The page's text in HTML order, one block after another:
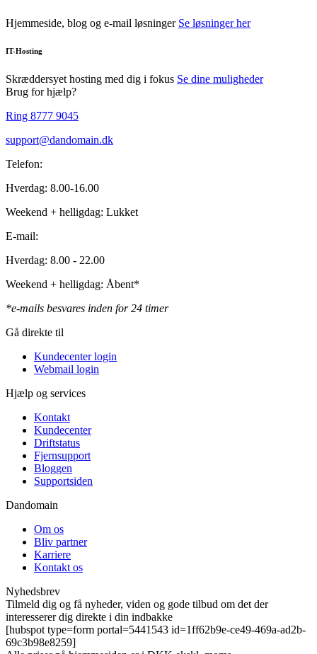
Hjemmeside, blog og e-mail løsninger Se løsninger her
IT-Hosting
Skræddersyet hosting med dig i fokus Se dine muligheder
Brug for hjælp?
Ring 8777 9045
support@dandomain.dk
Telefon:
Hverdag: 8.00-16.00
Weekend + helligdag: Lukket
E-mail:
Hverdag: 8.00 - 22.00
Weekend + helligdag: Åbent*
*e-mails besvares inden for 24 timer
Gå direkte til
Kundecenter login
Webmail login
Hjælp og services
Kontakt
Kundecenter
Driftstatus
Fjernsupport
Bloggen
Supportsiden
Dandomain
Om os
Bliv partner
Karriere
Kontakt os
Nyhedsbrev
Tilmeld dig og få nyheder, viden og gode tilbud om det der
interesserer dig direkte i din indbakke
[hubspot type=form portal=5441543 id=1ff62b9e-ce49-469a-ad2b-
69c3b98e8259]